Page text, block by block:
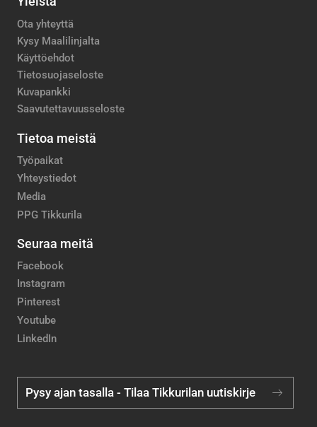
Ota yhteyttä
Kysy Maalilinjalta
Käyttöehdot
Tietosuojaseloste
Kuvapankki
Saavutettavuusseloste
Tietoa meistä
Työpaikat
Yhteystiedot
Media
PPG Tikkurila
Seuraa meitä
Facebook
Instagram
Pinterest
Youtube
LinkedIn
Pysy ajan tasalla - Tilaa Tikkurilan uutiskirje